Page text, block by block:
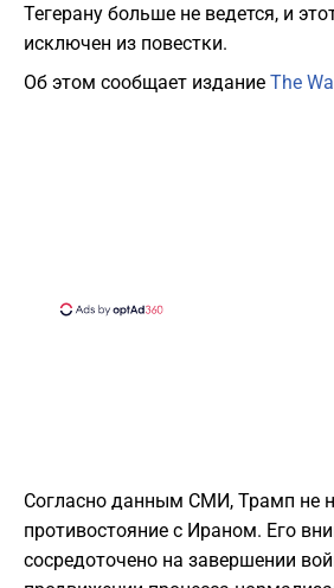
Тегерану больше не ведется, и
исключен из повестки.
Об этом сообщает издание The
Согласно данным СМИ, Трамп не
противостояние с Ираном. Его
сосредоточено на завершении